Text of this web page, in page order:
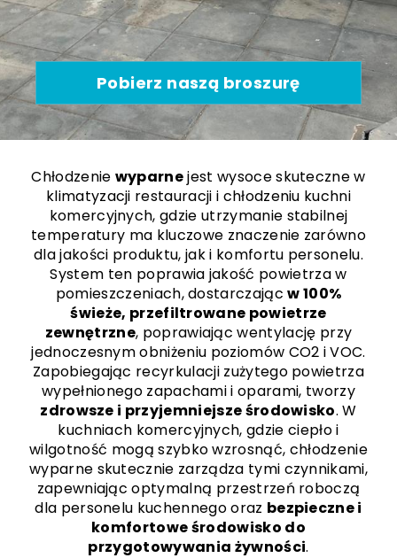
Pobierz naszą broszurę
Chłodzenie wyparnejest wysoce skuteczne w
klimatyzacji restauracji i chłodzeniu kuchni
komercyjnych, gdzie utrzymanie stabilnej
temperatury ma kluczowe znaczenie zarówno
dla jakości produktu, jak i komfortu personelu.
System ten poprawia jakość powietrza w
pomieszczeniach, dostarczającw 100%
świeże, przefiltrowane powietrze
zewnętrzne, poprawiając wentylację przy
jednoczesnym obniżeniu poziomów CO2 i VOC.
Zapobiegając recyrkulacji zużytego powietrza
wypełnionego zapachami i oparami, tworzy
zdrowsze i przyjemniejsze środowisko. W
kuchniach komercyjnych, gdzie ciepło i
wilgotność mogą szybko wzrosnąć, chłodzenie
wyparne skutecznie zarządza tymi czynnikami,
zapewniając optymalną przestrzeń roboczą
dla personelu kuchennego oraz bezpieczne i
komfortowe środowisko do
przygotowywania żywności.